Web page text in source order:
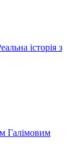
історія з
Галімовим